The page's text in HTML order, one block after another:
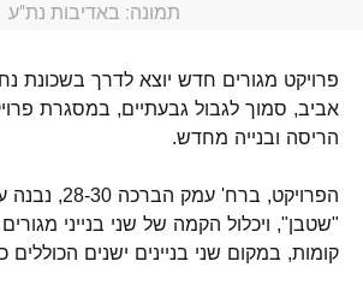
תמונה: באדיבות נת"ע
פרויקט מגורים חדש יוצא לדרך בשכונת
הריסה ובנייה מחדש.
הפרויקט, ברח'
קומות, במקום שני בניינים ישנים הכוללים כיום 32 יחידות